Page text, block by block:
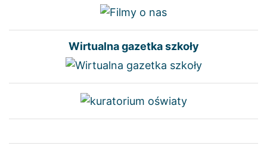
Wirtualna gazetka szkoły